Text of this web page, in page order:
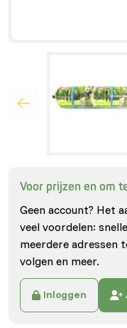
Voor prijzen en om
Geen account? Het
veel voordelen:
meerdere adressen
volgen en meer.
Inloggen